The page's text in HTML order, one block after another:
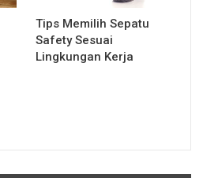
Tips Memilih Sepatu
Safety Sesuai
Lingkungan Kerja